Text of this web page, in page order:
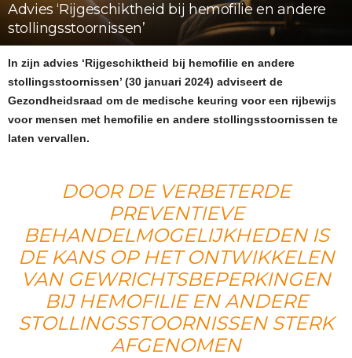
Advies ‘Rijgeschiktheid bij hemofilie en andere
stollingsstoornissen’
In zijn advies ‘Rijgeschiktheid bij hemofilie en andere
stollingsstoornissen’ (30 januari 2024) adviseert de
Gezondheidsraad om de medische keuring voor een rijbewijs
voor mensen met hemofilie en andere stollingsstoornissen te
laten vervallen.
DOOR DE VERBETERDE
PREVENTIEVE
BEHANDELMOGELIJKHEDEN IS
DE KANS OP HET ONTWIKKELEN
VAN GEWRICHTSBEPERKINGEN
BIJ HEMOFILIE EN ANDERE
STOLLINGSSTOORNISSEN STERK
AFGENOMEN